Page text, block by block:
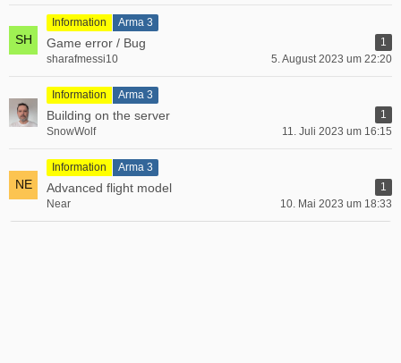
Information Arma 3
Game error / Bug
1
sharafmessi10
5. August 2023 um 22:20
Information Arma 3
Building on the server
1
SnowWolf
11. Juli 2023 um 16:15
Information Arma 3
Advanced flight model
1
Near
10. Mai 2023 um 18:33